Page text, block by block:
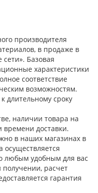
производителя
в продаже в
Базовая
характеристики
соответствие
возможностям.
длительному сроку
наличии товара на
времени доставки.
в наших магазинах в
осуществляется
любым удобным для вас
расчет
гарантия